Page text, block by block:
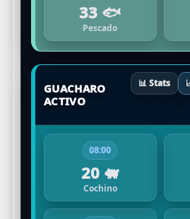
33 🐟
Pescado
GUACHARO
ACTIVO
📊 Stats
08:00
20 🐖
Cochino